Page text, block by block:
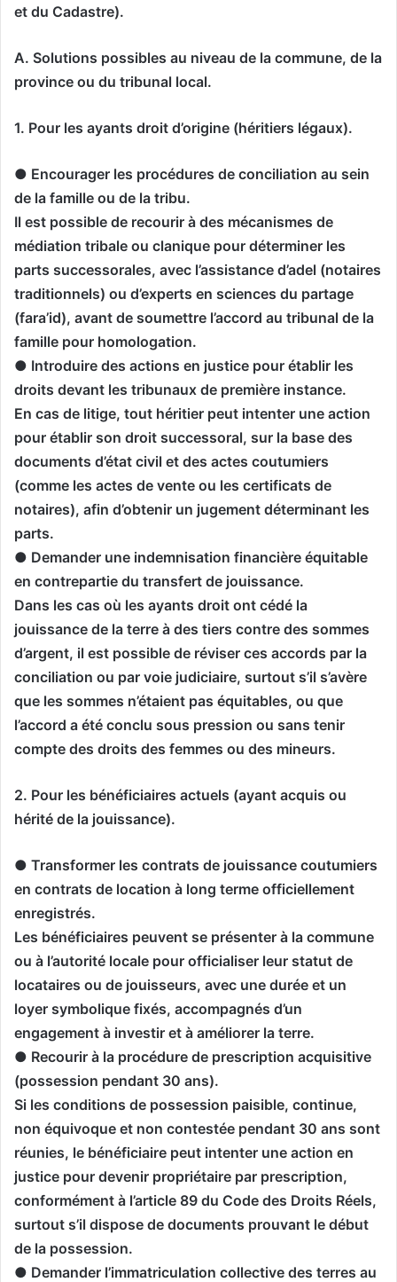
et du Cadastre).
A. Solutions possibles au niveau de la commune, de la
province ou du tribunal local.
1. Pour les ayants droit d’origine (héritiers légaux).
● Encourager les procédures de conciliation au sein
de la famille ou de la tribu.
Il est possible de recourir à des mécanismes de
médiation tribale ou clanique pour déterminer les
parts successorales, avec l’assistance d’adel (notaires
traditionnels) ou d’experts en sciences du partage
(fara’id), avant de soumettre l’accord au tribunal de la
famille pour homologation.
● Introduire des actions en justice pour établir les
droits devant les tribunaux de première instance.
En cas de litige, tout héritier peut intenter une action
pour établir son droit successoral, sur la base des
documents d’état civil et des actes coutumiers
(comme les actes de vente ou les certificats de
notaires), afin d’obtenir un jugement déterminant les
parts.
● Demander une indemnisation financière équitable
en contrepartie du transfert de jouissance.
Dans les cas où les ayants droit ont cédé la
jouissance de la terre à des tiers contre des sommes
d’argent, il est possible de réviser ces accords par la
conciliation ou par voie judiciaire, surtout s’il s’avère
que les sommes n’étaient pas équitables, ou que
l’accord a été conclu sous pression ou sans tenir
compte des droits des femmes ou des mineurs.
2. Pour les bénéficiaires actuels (ayant acquis ou
hérité de la jouissance).
● Transformer les contrats de jouissance coutumiers
en contrats de location à long terme officiellement
enregistrés.
Les bénéficiaires peuvent se présenter à la commune
ou à l’autorité locale pour officialiser leur statut de
locataires ou de jouisseurs, avec une durée et un
loyer symbolique fixés, accompagnés d’un
engagement à investir et à améliorer la terre.
● Recourir à la procédure de prescription acquisitive
(possession pendant 30 ans).
Si les conditions de possession paisible, continue,
non équivoque et non contestée pendant 30 ans sont
réunies, le bénéficiaire peut intenter une action en
justice pour devenir propriétaire par prescription,
conformément à l’article 89 du Code des Droits Réels,
surtout s’il dispose de documents prouvant le début
de la possession.
● Demander l’immatriculation collective des terres au